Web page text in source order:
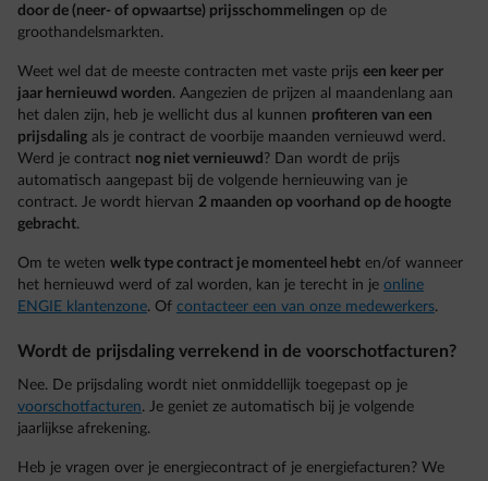
door de (neer- of opwaartse) prijsschommelingen op de
groothandelsmarkten.
Weet wel dat de meeste contracten met vaste prijs een keer per
jaar hernieuwd worden. Aangezien de prijzen al maandenlang aan
het dalen zijn, heb je wellicht dus al kunnen profiteren van een
prijsdaling als je contract de voorbije maanden vernieuwd werd.
Werd je contract nog niet vernieuwd ? Dan wordt de prijs
automatisch aangepast bij de volgende hernieuwing van je
contract. Je wordt hiervan 2 maanden op voorhand op de hoogte
gebracht.
Om te weten welk type contract je momenteel hebt en/of wanneer
het hernieuwd werd of zal worden, kan je terecht in je online
ENGIE klantenzone. Of contacteer een van onze medewerkers.
Wordt de prijsdaling verrekend in de voorschotfacturen?
Nee. De prijsdaling wordt niet onmiddellijk toegepast op je
voorschotfacturen. Je geniet ze automatisch bij je volgende
jaarlijkse afrekening.
Heb je vragen over je energiecontract of je energiefacturen? We